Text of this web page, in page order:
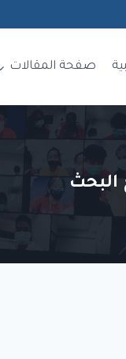
صفحة المقالات
البحث